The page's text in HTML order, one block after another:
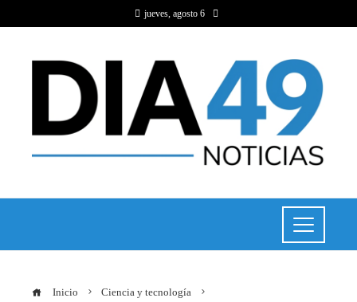
jueves, agosto 6
Inicio
Ciencia y tecnología